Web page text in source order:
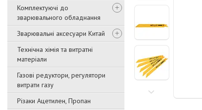
Комплектуючі до
зварювального обладнання
Зварювальні аксесуари Китай
Технічна хімія та витратні
матеріали
Газові редуктори, регулятори
витрати газу
Різаки Ацетилен, Пропан